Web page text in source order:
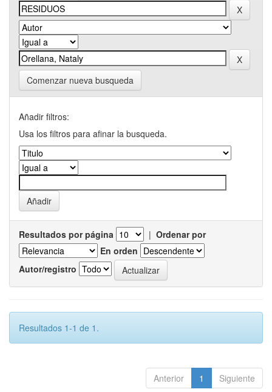
Comenzar nueva busqueda
Añadir filtros:
Usa los filtros para afinar la busqueda.
Resultados por página | Ordenar por
En orden
Autor/registro
Resultados 1-1 de 1.
Anterior 1 Siguiente